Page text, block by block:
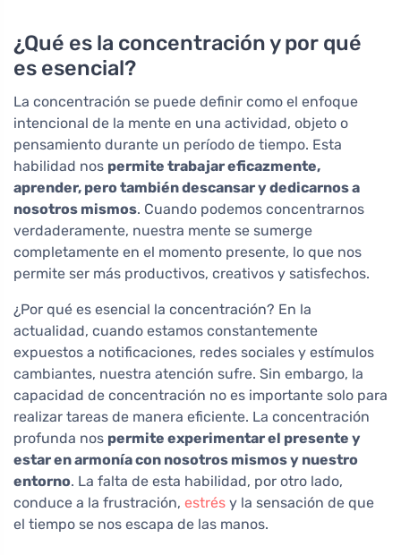
¿Qué es la concentración y por qué
es esencial?
La concentración se puede definir como el enfoque
intencional de la mente en una actividad, objeto o
pensamiento durante un período de tiempo. Esta
habilidad nos permite trabajar eficazmente,
aprender, pero también descansar y dedicarnos a
nosotros mismos. Cuando podemos concentrarnos
verdaderamente, nuestra mente se sumerge
completamente en el momento presente, lo que nos
permite ser más productivos, creativos y satisfechos.
¿Por qué es esencial la concentración? En la
actualidad, cuando estamos constantemente
expuestos a notificaciones, redes sociales y estímulos
cambiantes, nuestra atención sufre. Sin embargo, la
capacidad de concentración no es importante solo para
realizar tareas de manera eficiente. La concentración
profunda nos permite experimentar el presente y
estar en armonía con nosotros mismos y nuestro
entorno. La falta de esta habilidad, por otro lado,
conduce a la frustración, estrés y la sensación de que
el tiempo se nos escapa de las manos.